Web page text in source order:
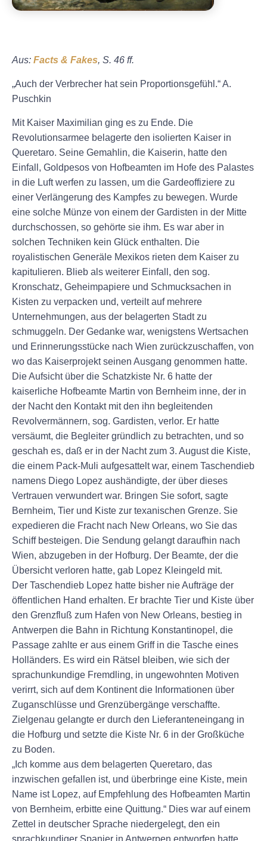
Aus: Facts & Fakes, S. 46 ff.
„Auch der Verbrecher hat sein Proportionsgefühl.“ A.
Puschkin
Mit Kaiser Maximilian ging es zu Ende. Die
Revolutionsarmee belagerte den isolierten Kaiser in
Queretaro. Seine Gemahlin, die Kaiserin, hatte den
Einfall, Goldpesos von Hofbeamten im Hofe des Palastes
in die Luft werfen zu lassen, um die Gardeoffiziere zu
einer Verlängerung des Kampfes zu bewegen. Wurde
eine solche Münze von einem der Gardisten in der Mitte
durchschossen, so gehörte sie ihm. Es war aber in
solchen Techniken kein Glück enthalten. Die
royalistischen Generäle Mexikos rieten dem Kaiser zu
kapitulieren. Blieb als weiterer Einfall, den sog.
Kronschatz, Geheimpapiere und Schmucksachen in
Kisten zu verpacken und, verteilt auf mehrere
Unternehmungen, aus der belagerten Stadt zu
schmuggeln. Der Gedanke war, wenigstens Wertsachen
und Erinnerungsstücke nach Wien zurückzuschaffen, von
wo das Kaiserprojekt seinen Ausgang genommen hatte.
Die Aufsicht über die Schatzkiste Nr. 6 hatte der
kaiserliche Hofbeamte Martin von Bernheim inne, der in
der Nacht den Kontakt mit den ihn begleitenden
Revolvermännern, sog. Gardisten, verlor. Er hatte
versäumt, die Begleiter gründlich zu betrachten, und so
geschah es, daß er in der Nacht zum 3. August die Kiste,
die einem Pack-Muli aufgesattelt war, einem Taschendieb
namens Diego Lopez aushändigte, der über dieses
Vertrauen verwundert war. Bringen Sie sofort, sagte
Bernheim, Tier und Kiste zur texanischen Grenze. Sie
expedieren die Fracht nach New Orleans, wo Sie das
Schiff besteigen. Die Sendung gelangt daraufhin nach
Wien, abzugeben in der Hofburg. Der Beamte, der die
Übersicht verloren hatte, gab Lopez Kleingeld mit.
Der Taschendieb Lopez hatte bisher nie Aufträge der
öffentlichen Hand erhalten. Er brachte Tier und Kiste über
den Grenzfluß zum Hafen von New Orleans, bestieg in
Antwerpen die Bahn in Richtung Konstantinopel, die
Passage zahlte er aus einem Griff in die Tasche eines
Holländers. Es wird ein Rätsel bleiben, wie sich der
sprachunkundige Fremdling, in ungewohnten Motiven
verirrt, sich auf dem Kontinent die Informationen über
Zuganschlüsse und Grenzübergänge verschaffte.
Zielgenau gelangte er durch den Lieferanteneingang in
die Hofburg und setzte die Kiste Nr. 6 in der Großküche
zu Boden.
„Ich komme aus dem belagerten Queretaro, das
inzwischen gefallen ist, und überbringe eine Kiste, mein
Name ist Lopez, auf Empfehlung des Hofbeamten Martin
von Bernheim, erbitte eine Quittung.“ Dies war auf einem
Zettel in deutscher Sprache niedergelegt, den ein
sprachkundiger Spanier in Antwerpen entworfen hatte.